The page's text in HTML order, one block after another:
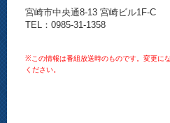
宮崎市中央通8-13 宮崎ビル1F-C
TEL：0985-31-1358
※この情報は番組放送時のものです。変更に
ください。